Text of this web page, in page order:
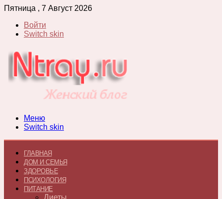
Пятница , 7 Август 2026
Войти
Switch skin
Меню
Switch skin
ГЛАВНАЯ
ДОМ И СЕМЬЯ
ЗДОРОВЬЕ
ПСИХОЛОГИЯ
ПИТАНИЕ
Диеты